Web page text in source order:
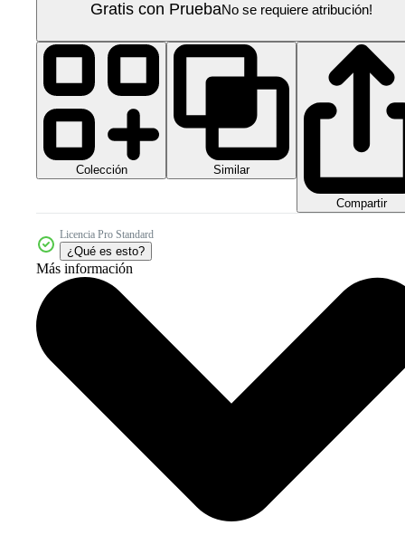
Gratis con PruebaNo se requiere atribución!
Colección Similar
Compartir
Licencia Pro Standard
¿Qué es esto?
Más información